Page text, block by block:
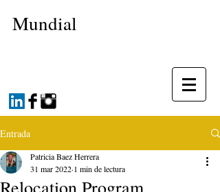
Mundial
Entrada
Relocation Program
Patricia Baez Herrera
31 mar 2022 1 min de lectura